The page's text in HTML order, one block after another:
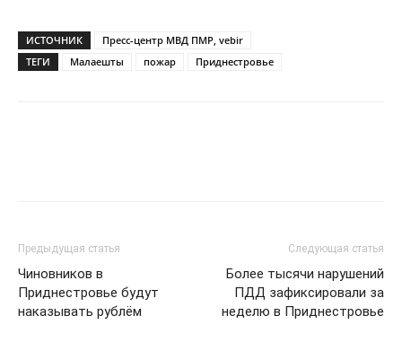
ИСТОЧНИК
Пресс-центр МВД ПМР, vebir
ТЕГИ
Малаешты пожар Приднестровье
Предыдущая статья
Чиновников в
Приднестровье будут
наказывать рублём
Следующая статья
Более тысячи нарушений
ПДД зафиксировали за
неделю в Приднестровье